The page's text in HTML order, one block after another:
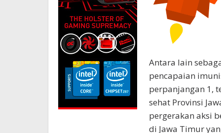
Antara lain
pencapaian
perpanjangan 1,
sehat Provinsi
pergerakan aksi
di Jawa Timur